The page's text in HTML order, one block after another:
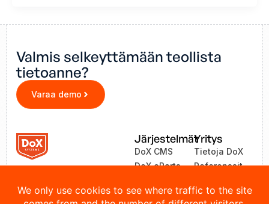
Valmis selkeyttämään teollista
tietoanne?
Varaa demo
Järjestelmät
DoX CMS
DoX eParts
LinkOne
Yritys
Tietoja DoX
Referenssit
Yhteystiedot